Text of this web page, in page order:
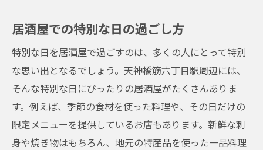
居酒屋での特別な日の過ごし方
特別な日を居酒屋で過ごすのは、多くの人にとって特別
な思い出となるでしょう。天神橋筋六丁目駅周辺には、
そんな特別な日にぴったりの居酒屋がたくさんありま
す。例えば、季節の食材を使った料理や、その日だけの
限定メニューを提供しているお店もあります。新鮮な刺
身や焼き物はもちろん、地元の特産品を使った一品料理